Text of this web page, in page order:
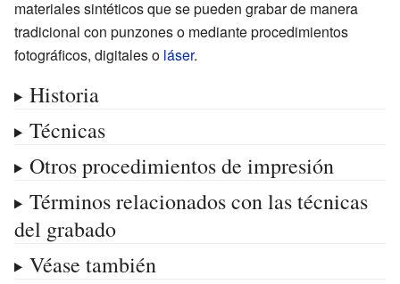
materiales sintéticos que se pueden grabar de manera
tradicional con punzones o mediante procedimientos
fotográficos, digitales o láser.
Historia
Técnicas
Otros procedimientos de impresión
Términos relacionados con las técnicas
del grabado
Véase también